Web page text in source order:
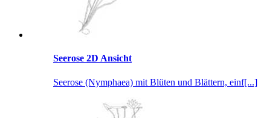
Seerose 2D Ansicht
Seerose (Nymphaea) mit Blüten und Blättern, einf[...]